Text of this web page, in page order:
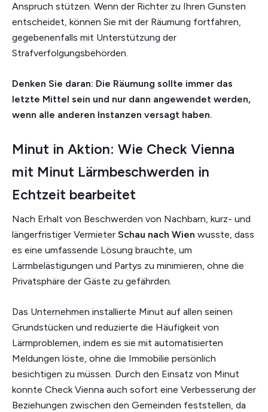
Anspruch stützen. Wenn der Richter zu Ihren Gunsten
entscheidet, können Sie mit der Räumung fortfahren,
gegebenenfalls mit Unterstützung der
Strafverfolgungsbehörden.
Denken Sie daran: Die Räumung sollte immer das
letzte Mittel sein und nur dann angewendet werden,
wenn alle anderen Instanzen versagt haben.
Minut in Aktion: Wie Check Vienna
mit Minut Lärmbeschwerden in
Echtzeit bearbeitet
Nach Erhalt von Beschwerden von Nachbarn, kurz- und
längerfristiger Vermieter Schau nach Wien wusste, dass
es eine umfassende Lösung brauchte, um
Lärmbelästigungen und Partys zu minimieren, ohne die
Privatsphäre der Gäste zu gefährden.
Das Unternehmen installierte Minut auf allen seinen
Grundstücken und reduzierte die Häufigkeit von
Lärmproblemen, indem es sie mit automatisierten
Meldungen löste, ohne die Immobilie persönlich
besichtigen zu müssen. Durch den Einsatz von Minut
konnte Check Vienna auch sofort eine Verbesserung der
Beziehungen zwischen den Gemeinden feststellen, da